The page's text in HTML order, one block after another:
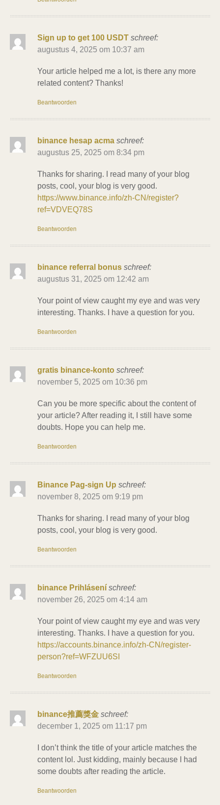
Sign up to get 100 USDT schreef:
augustus 4, 2025 om 10:37 am
Your article helped me a lot, is there any more
related content? Thanks!
Beantwoorden
binance hesap acma schreef:
augustus 25, 2025 om 8:34 pm
Thanks for sharing. I read many of your blog
posts, cool, your blog is very good.
https://www.binance.info/zh-CN/register?
ref=VDVEQ78S
Beantwoorden
binance referral bonus schreef:
augustus 31, 2025 om 12:42 am
Your point of view caught my eye and was very
interesting. Thanks. I have a question for you.
Beantwoorden
gratis binance-konto schreef:
november 5, 2025 om 10:36 pm
Can you be more specific about the content of
your article? After reading it, I still have some
doubts. Hope you can help me.
Beantwoorden
Binance Pag-sign Up schreef:
november 8, 2025 om 9:19 pm
Thanks for sharing. I read many of your blog
posts, cool, your blog is very good.
Beantwoorden
binance Prihlásení schreef:
november 26, 2025 om 4:14 am
Your point of view caught my eye and was very
interesting. Thanks. I have a question for you.
https://accounts.binance.info/zh-CN/register-
person?ref=WFZUU6SI
Beantwoorden
binance推薦獎金 schreef:
december 1, 2025 om 11:17 pm
I don’t think the title of your article matches the
content lol. Just kidding, mainly because I had
some doubts after reading the article.
Beantwoorden